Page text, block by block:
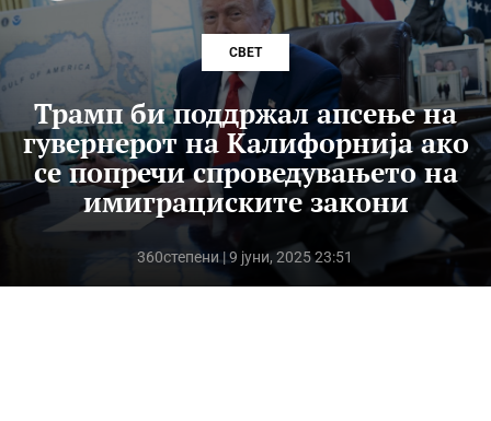
СВЕТ
Трамп би поддржал апсење на
гувернерот на Калифорнија ако
се попречи спроведувањето на
имиграциските закони
360степени| 9 јуни, 2025 23:51